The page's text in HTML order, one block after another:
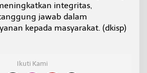
integritas,
jawab dalam
kepada masyarakat. (dkisp)
Ikuti Kami